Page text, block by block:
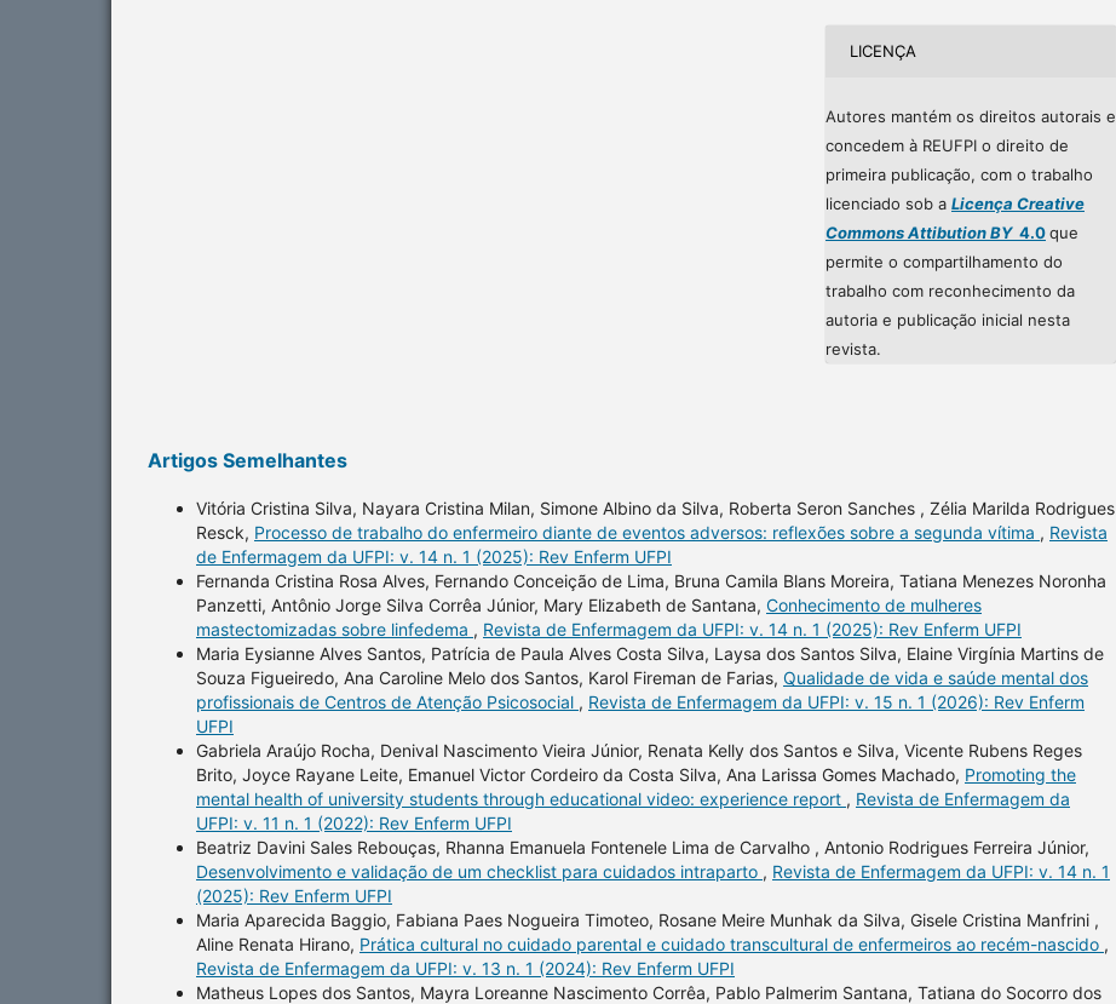
LICENÇA
Autores mantém os direitos autorais e
concedem à REUFPI o direito de
primeira publicação, com o trabalho
licenciado sob a Licença Creative
Commons Attibution BY4.0que
permite o compartilhamento do
trabalho com reconhecimento da
autoria e publicação inicial nesta
revista.
Artigos Semelhantes
Vitória Cristina Silva, Nayara Cristina Milan, Simone Albino da Silva, Roberta Seron Sanches , Zélia Marilda Rodrigues
Resck, Processo de trabalho do enfermeiro diante de eventos adversos: reflexões sobre a segunda vítima , Revista
de Enfermagem da UFPI: v. 14 n. 1 (2025): Rev Enferm UFPI
Fernanda Cristina Rosa Alves, Fernando Conceição de Lima, Bruna Camila Blans Moreira, Tatiana Menezes Noronha
Panzetti, Antônio Jorge Silva Corrêa Júnior, Mary Elizabeth de Santana, Conhecimento de mulheres
mastectomizadas sobre linfedema , Revista de Enfermagem da UFPI: v. 14 n. 1 (2025): Rev Enferm UFPI
Maria Eysianne Alves Santos, Patrícia de Paula Alves Costa Silva, Laysa dos Santos Silva, Elaine Virgínia Martins de
Souza Figueiredo, Ana Caroline Melo dos Santos, Karol Fireman de Farias, Qualidade de vida e saúde mental dos
profissionais de Centros de Atenção Psicosocial , Revista de Enfermagem da UFPI: v. 15 n. 1 (2026): Rev Enferm
UFPI
Gabriela Araújo Rocha, Denival Nascimento Vieira Júnior, Renata Kelly dos Santos e Silva, Vicente Rubens Reges
Brito, Joyce Rayane Leite, Emanuel Victor Cordeiro da Costa Silva, Ana Larissa Gomes Machado, Promoting the
mental health of university students through educational video: experience report , Revista de Enfermagem da
UFPI: v. 11 n. 1 (2022): Rev Enferm UFPI
Beatriz Davini Sales Rebouças, Rhanna Emanuela Fontenele Lima de Carvalho , Antonio Rodrigues Ferreira Júnior,
Desenvolvimento e validação de um checklist para cuidados intraparto , Revista de Enfermagem da UFPI: v. 14 n. 1
(2025): Rev Enferm UFPI
Maria Aparecida Baggio, Fabiana Paes Nogueira Timoteo, Rosane Meire Munhak da Silva, Gisele Cristina Manfrini ,
Aline Renata Hirano, Prática cultural no cuidado parental e cuidado transcultural de enfermeiros ao recém-nascido ,
Revista de Enfermagem da UFPI: v. 13 n. 1 (2024): Rev Enferm UFPI
Matheus Lopes dos Santos, Mayra Loreanne Nascimento Corrêa, Pablo Palmerim Santana, Tatiana do Socorro dos